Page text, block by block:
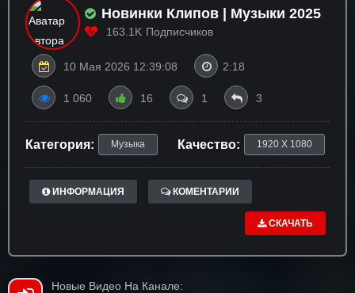
Новинки Клипов | Музыки 2025
163.1K Подписчиков
10 Мая 2026 12:39:08 2:18
1 060 16 1 3
Категория: Музыка Качество: 1920 X 1080
ИНФОРМАЦИЯ КОМЕНТАРИИ
СКАЧАТЬ
Новые Видео На Канале: